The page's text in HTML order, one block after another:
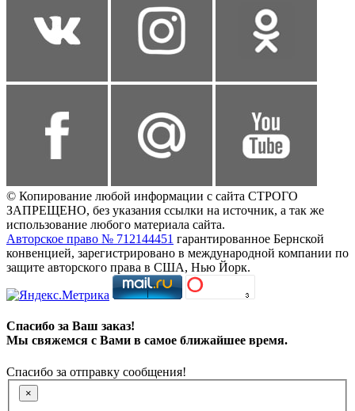
© Копирование любой информации с сайта СТРОГО
ЗАПРЕЩЕНО, без указания ссылки на источник, а так же
использование любого материала сайта.
Авторское право № 712144451 гарантированное Бернской
конвенцией, зарегистрировано в международной компании по
защите авторского права в США, Нью Йорк.
Спасибо за Ваш заказ!
Мы свяжемся с Вами в самое ближайшее время.
Спасибо за отправку сообщения!
×